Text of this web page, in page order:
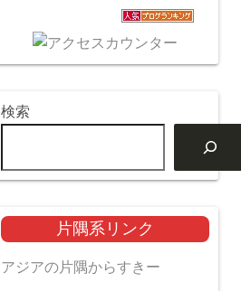
検索
片隅系リンク
アジアの片隅からすきー